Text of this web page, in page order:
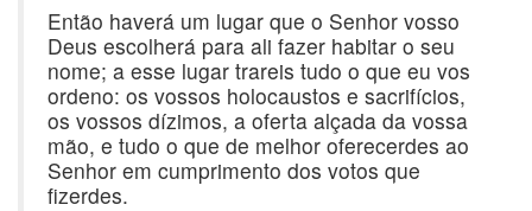
Então haverá um lugar que o Senhor vosso
Deus escolherá para ali fazer habitar o seu
nome; a esse lugar trareis tudo o que eu vos
ordeno: os vossos holocaustos e sacrifícios,
os vossos dízimos, a oferta alçada da vossa
mão, e tudo o que de melhor oferecerdes ao
Senhor em cumprimento dos votos que
fizerdes.